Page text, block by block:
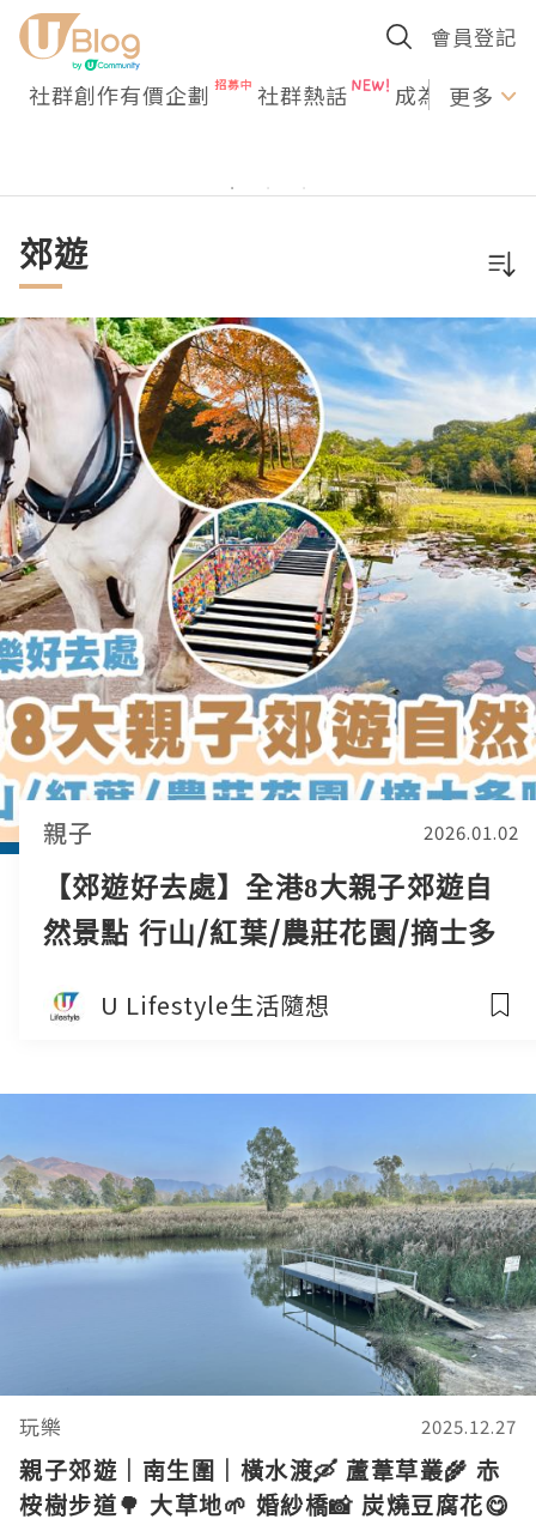
會員登記
社群創作有價企劃 社群熱話 成為U更多
郊遊
親子 2026.01.02
【郊遊好去處】全港8大親子郊遊自
然景點 行山/紅葉/農莊花園/摘士多
U Lifestyle生活隨想
玩樂 2025.12.27
親子郊遊｜南生圍｜橫水渡🛶 蘆葦草叢🌾 赤
桉樹步道🌳 大草地🌱 婚紗橋📸 炭燒豆腐花😋